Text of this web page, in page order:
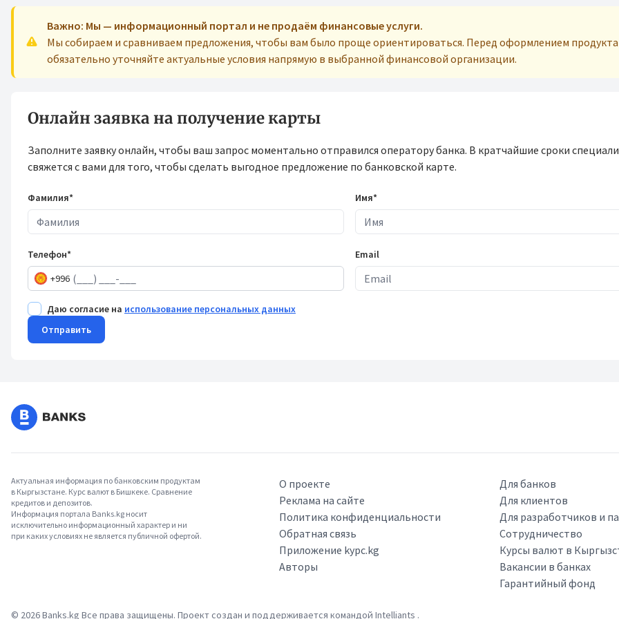
Важно: Мы — информационный портал и не продаём финансовые услуги.
Мы собираем и сравниваем предложения, чтобы вам было проще ориентироваться. Перед оформлением продукта
обязательно уточняйте актуальные условия напрямую в выбранной финансовой организации.
Онлайн заявка на получение карты
Заполните заявку онлайн, чтобы ваш запрос моментально отправился оператору банка. В кратчайшие сроки
свяжется с вами для того, чтобы сделать выгодное предложение по банковской карте.
Фамилия* Имя*
Телефон*
+996
Email
Даю согласие на использование персональных данных
Отправить
Актуальная информация по банковским продуктам
в Кыргызстане. Курс валют в Бишкеке. Сравнение
кредитов и депозитов.
Информация портала Banks.kg носит
исключительно информационный характер и ни
при каких условиях не является публичной офертой.
О проекте
Реклама на сайте
Политика конфиденциальности
Обратная связь
Приложение kypc.kg
Авторы
Для банков
Для клиентов
Для разработчиков и
Сотрудничество
Курсы валют в
Вакансии в банках
Гарантийный фонд
© 2026Banks.kg Все права защищены. Проект создан и поддерживается командой Intelliants .